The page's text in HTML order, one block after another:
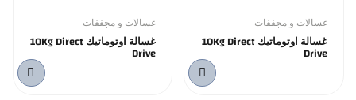
غسالات و مجففات
غسالة اوتوماتيك 10Kg Direct
Drive
غسالات و مجففات
غسالة اوتوماتيك 10Kg Direct
Drive